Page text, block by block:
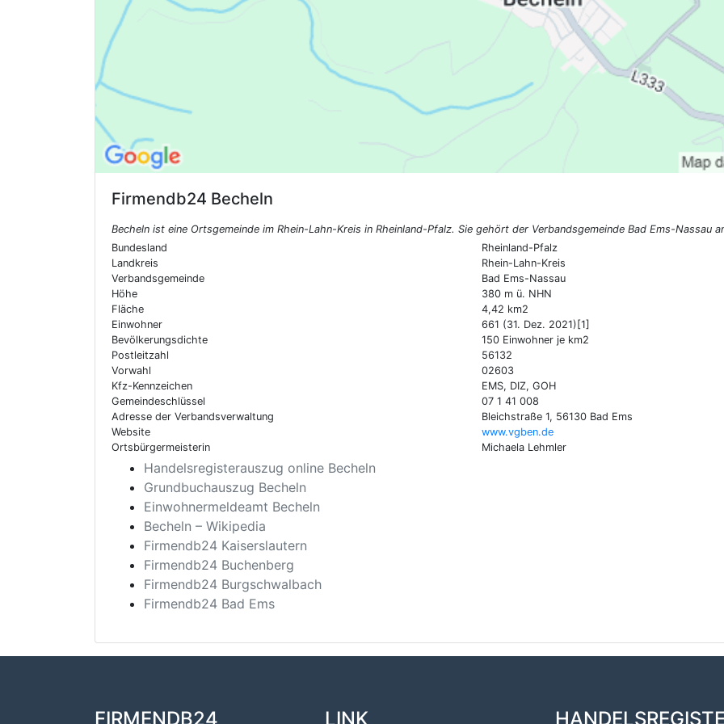
Firmendb24 Becheln
Becheln ist eine Ortsgemeinde im Rhein-Lahn-Kreis in Rheinland-Pfalz. Sie gehört der Verbandsgemeinde Bad Ems-Nassau
Bundesland
Rheinland-Pfalz
Landkreis
Rhein-Lahn-Kreis
Verbandsgemeinde
Bad Ems-Nassau
Höhe
380 m ü. NHN
Fläche
4,42 km2
Einwohner
661 (31. Dez. 2021)[1]
Bevölkerungsdichte
150 Einwohner je km2
Postleitzahl
56132
Vorwahl
02603
Kfz-Kennzeichen
EMS, DIZ, GOH
Gemeindeschlüssel
07 1 41 008
Adresse der Verbandsverwaltung
Bleichstraße 1, 56130 Bad Ems
Website
www.vgben.de
Ortsbürgermeisterin
Michaela Lehmler
Handelsregisterauszug online Becheln
Grundbuchauszug Becheln
Einwohnermeldeamt Becheln
Becheln – Wikipedia
Firmendb24 Kaiserslautern
Firmendb24 Buchenberg
Firmendb24 Burgschwalbach
Firmendb24 Bad Ems
FIRMENDB24 LINK